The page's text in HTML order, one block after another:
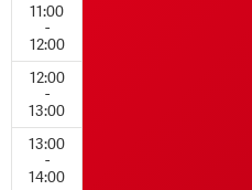
11:00
-
12:00
12:00
-
13:00
13:00
-
14:00